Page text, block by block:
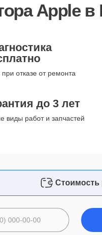
Apple в
отказе от ремонта
до 3 лет
виды работ и запчастей
Стоимость